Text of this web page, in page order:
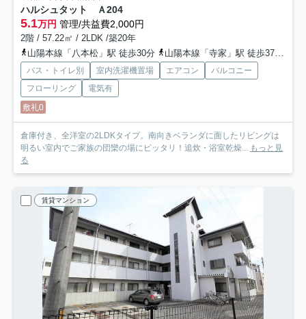
ハルシュタット Ａ204
5.1万円 管理/共益費2,000円
2階 / 57.22㎡ / 2LDK /築20年
山陽本線「八本松」駅 徒歩30分
山陽本線「寺家」駅 徒歩37分
バス・トイレ別 室内洗濯機置場 エアコン
バルコニー
フローリング
電気有
敷礼0
倉庫付き、全洋室の2LDKタイプ。南向きベランダに面したリビングは
明るい室内でご家族の団欒の場にピッタリ！追炊・浴室乾燥... もっと見
る
賃貸マンション